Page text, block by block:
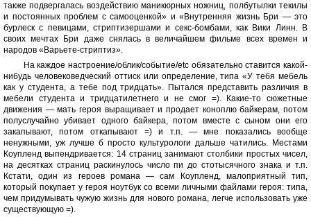
также подвергалась воздействию маникюрных ножниц, полбутылки текилы
и постоянных проблем с самооценкой» и «Внутренняя жизнь Бри — это
бурлеск с певицами, стриптизершами и секс-бомбами, как Вики Линн. В
своих мечтах Бри даже снялась в величайшем фильме всех времен и
народов «Варьете-стриптиз».
На каждое настроение/облик/событие/etc обязательно ставится какой-
нибудь человековедческий оттиск или определение, типа «У тебя мебель
как у студента, а тебе под тридцать». Пытался представить различия в
мебели студента и тридцатилетнего и не смог =). Какие-то сюжетные
движения — мать героя выращивает и продает коноплю байкерам, потом
полуслучайно убивает одного байкера, потом вместе с сыном они его
закапывают, потом откапывают =) и т.п. — мне показались вообще
ненужными, уж лучше б просто культурологи дальше чатились. Местами
Коупленд выпендривается: 14 страниц занимают столбики простых чисел,
на десятках страниц раскинулось число пи до стотысячного знака и т.п.
Кстати, один из героев романа — сам Коупленд, малоприятный тип,
который покупает у героя ноутбук со всеми личными файлами героя: типа,
чем придумывать чужую жизнь для нового романа, легче использовать уже
существующую =).